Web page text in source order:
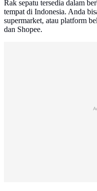
Rak sepatu tersedia dalam
tempat di Indonesia. Anda
supermarket, atau platform
dan Shopee.